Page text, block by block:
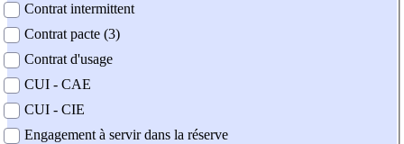
Contrat intermittent
Contrat pacte (3)
Contrat d'usage
CUI - CAE
CUI - CIE
Engagement à servir dans la réserve